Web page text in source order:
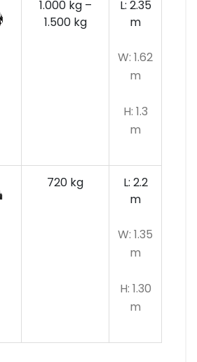
1.000 kg –
1.500 kg
L: 2.35
m
W: 1.62
m
H: 1.3
m
720 kg
L: 2.2
m
W: 1.35
m
H: 1.30
m